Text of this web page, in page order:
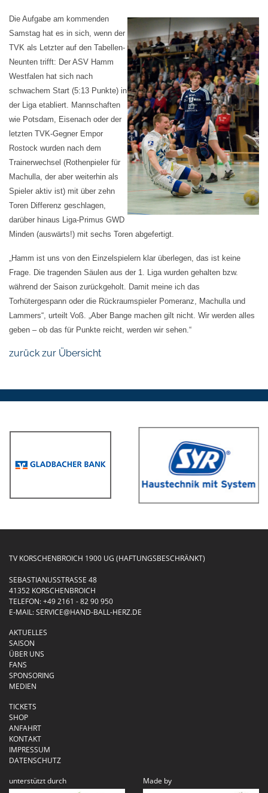
Die Aufgabe am kommenden
Samstag hat es in sich, wenn der
TVK als Letzter auf den Tabellen-
Neunten trifft: Der ASV Hamm
Westfalen hat sich nach
schwachem Start (5:13 Punkte) in
der Liga etabliert. Mannschaften
wie Potsdam, Eisenach oder der
letzten TVK-Gegner Empor
Rostock wurden nach dem
Trainerwechsel (Rothenpieler für
Machulla, der aber weiterhin als
Spieler aktiv ist) mit über zehn
Toren Differenz geschlagen,
darüber hinaus Liga-Primus GWD
Minden (auswärts!) mit sechs Toren abgefertigt.
„Hamm ist uns von den Einzelspielern klar überlegen, das ist keine
Frage. Die tragenden Säulen aus der 1. Liga wurden gehalten bzw.
während der Saison zurückgeholt. Damit meine ich das
Torhütergespann oder die Rückraumspieler Pomeranz, Machulla und
Lammers“, urteilt Voß. „Aber Bange machen gilt nicht. Wir werden alles
geben – ob das für Punkte reicht, werden wir sehen.“
zurück zur Übersicht
TV KORSCHENBROICH 1900 UG (HAFTUNGSBESCHRÄNKT)
SEBASTIANUSSTRASSE 48
41352 KORSCHENBROICH
TELEFON:+49 2161 - 82 90 950
E-MAIL:SERVICE@HAND-BALL-HERZ.DE
AKTUELLES
SAISON
ÜBER UNS
FANS
SPONSORING
MEDIEN
TICKETS
SHOP
ANFAHRT
KONTAKT
IMPRESSUM
DATENSCHUTZ
unterstützt durch
Made by